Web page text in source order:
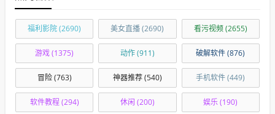
福利影院(2690) 美女直播(2690) 看污视频(2655)
游戏(1375) 动作(911) 破解软件(876)
冒险(763) 神器推荐(540) 手机软件(449)
软件教程(294) 休闲 (200) 娱乐(190)